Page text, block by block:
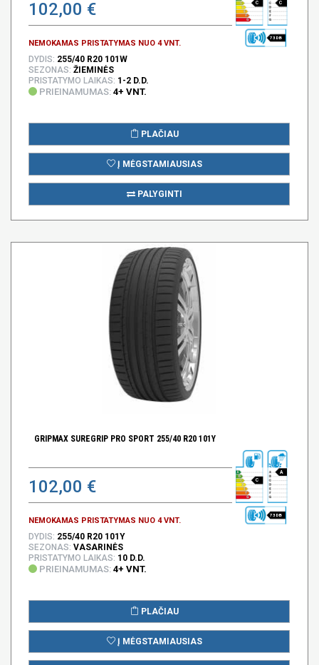
102,00 €
NEMOKAMAS PRISTATYMAS NUO 4 VNT.
C C
73 DB
DYDIS: 255/40 R20 101W
SEZONAS: ŽIEMINĖS
PRISTATYMO LAIKAS: 1-2 D.D.
PRIEINAMUMAS: 4+ VNT.
PLAČIAU
Į MĖGSTAMIAUSIAS
PALYGINTI
GRIPMAX SUREGRIP PRO SPORT 255/40 R20 101Y
102,00 €
NEMOKAMAS PRISTATYMAS NUO 4 VNT.
C
A
73 DB
DYDIS: 255/40 R20 101Y
SEZONAS: VASARINĖS
PRISTATYMO LAIKAS: 10 D.D.
PRIEINAMUMAS: 4+ VNT.
PLAČIAU
Į MĖGSTAMIAUSIAS